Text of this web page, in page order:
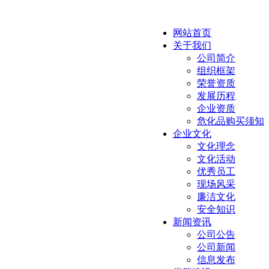
网站首页
关于我们
公司简介
组织框架
荣誉资质
发展历程
企业资质
危化品购买须知
企业文化
文化理念
文化活动
优秀员工
现场风采
廉洁文化
安全知识
新闻资讯
公司公告
公司新闻
信息发布